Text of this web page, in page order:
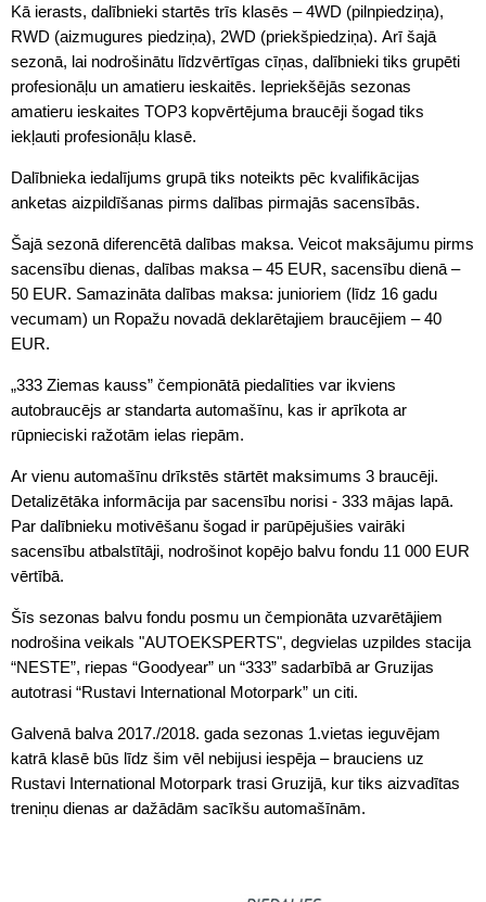
Kā ierasts, dalībnieki startēs trīs klasēs – 4WD (pilnpiedziņa),
RWD (aizmugures piedziņa), 2WD (priekšpiedziņa). Arī šajā
sezonā, lai nodrošinātu līdzvērtīgas cīņas, dalībnieki tiks grupēti
profesionāļu un amatieru ieskaitēs. Iepriekšējās sezonas
amatieru ieskaites TOP3 kopvērtējuma braucēji šogad tiks
iekļauti profesionāļu klasē.
Dalībnieka iedalījums grupā tiks noteikts pēc kvalifikācijas
anketas aizpildīšanas pirms dalības pirmajās sacensībās.
Šajā sezonā diferencētā dalības maksa. Veicot maksājumu pirms
sacensību dienas, dalības maksa – 45 EUR, sacensību dienā –
50 EUR. Samazināta dalības maksa: junioriem (līdz 16 gadu
vecumam) un Ropažu novadā deklarētajiem braucējiem – 40
EUR.
„333 Ziemas kauss” čempionātā piedalīties var ikviens
autobraucējs ar standarta automašīnu, kas ir aprīkota ar
rūpnieciski ražotām ielas riepām.
Ar vienu automašīnu drīkstēs stārtēt maksimums 3 braucēji.
Detalizētāka informācija par sacensību norisi - 333 mājas lapā.
Par dalībnieku motivēšanu šogad ir parūpējušies vairāki
sacensību atbalstītāji, nodrošinot kopējo balvu fondu 11 000 EUR
vērtībā.
Šīs sezonas balvu fondu posmu un čempionāta uzvarētājiem
nodrošina veikals "AUTOEKSPERTS", degvielas uzpildes stacija
“NESTE”, riepas “Goodyear” un “333” sadarbībā ar Gruzijas
autotrasi “Rustavi International Motorpark” un citi.
Galvenā balva 2017./2018. gada sezonas 1.vietas ieguvējam
katrā klasē būs līdz šim vēl nebijusi iespēja – brauciens uz
Rustavi International Motorpark trasi Gruzijā, kur tiks aizvadītas
treniņu dienas ar dažādām sacīkšu automašīnām.